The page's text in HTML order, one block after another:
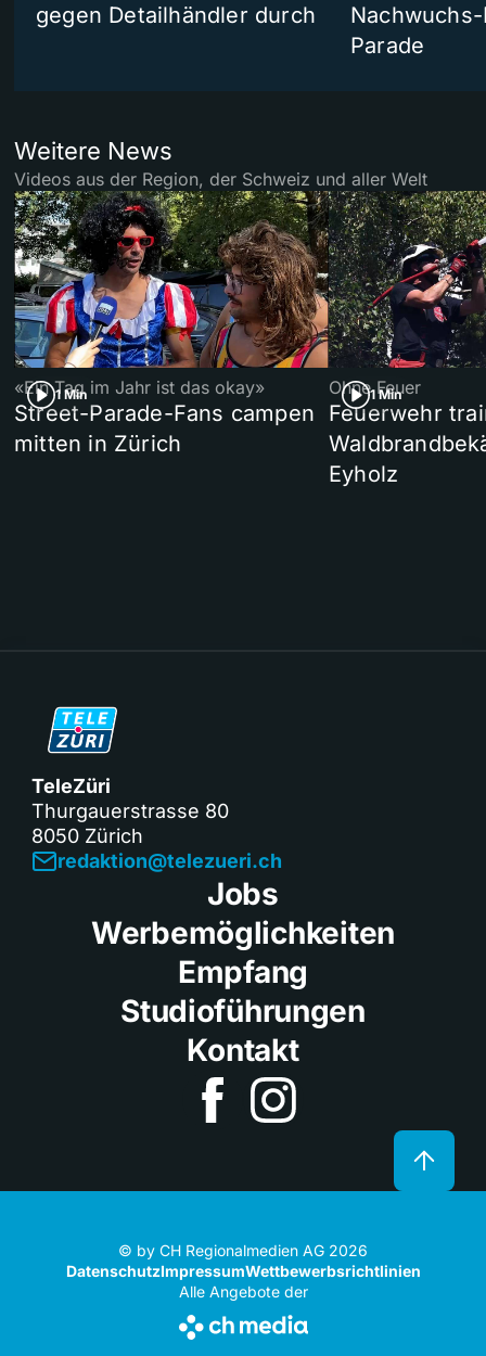
gegen Detailhändler durch
Parade
Weitere News
Videos aus der Region, der Schweiz und aller Welt
1 Min
«Ein Tag im Jahr ist das okay»
Street-Parade-Fans campen
mitten in Zürich
1 Min
Ohne Feuer
Feuerwehr
Eyholz
TeleZüri
Thurgauerstrasse 80
8050 Zürich
redaktion@telezueri.ch
Jobs
Werbemöglichkeiten
Empfang
Studioführungen
Kontakt
© by CH Regionalmedien AG 2026
DatenschutzImpressumWettbewerbsrichtlinien
Alle Angebote der